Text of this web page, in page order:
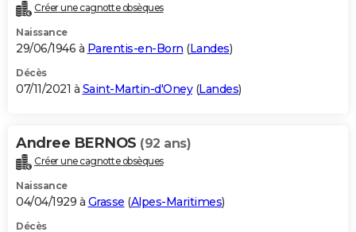
Créer une cagnotte obsèques
Naissance
29/06/1946 à Parentis-en-Born (Landes)
Décès
07/11/2021 à Saint-Martin-d'Oney(Landes)
Andree BERNOS (92 ans)
Créer une cagnotte obsèques
Naissance
04/04/1929 à Grasse (Alpes-Maritimes)
Décès